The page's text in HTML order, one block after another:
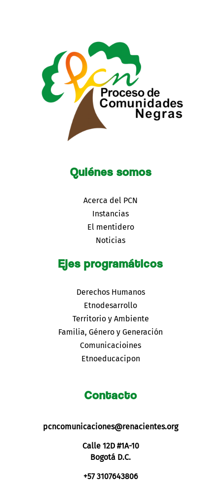
Quiénes somos
Acerca del PCN
Instancias
El mentidero
Noticias
Ejes programáticos
Derechos Humanos
Etnodesarrollo
Territorio y Ambiente
Familia, Género y Generación
Comunicacioines
Etnoeducacipon
Contacto
pcncomunicaciones@renacientes.org
Calle 12D #1A-10
Bogotá D.C.
+57 3107643806